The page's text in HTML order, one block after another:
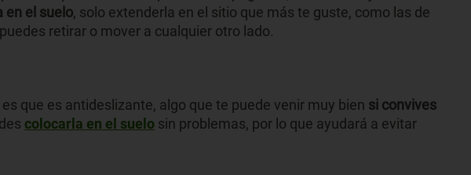
en el suelo, solo extenderla en el sitio que más te guste, como las de
retirar o mover a cualquier otro lado.
que es antideslizante, algo que te puede venir muy bien si convives
colocarla en el suelo sin problemas, por lo que ayudará a evitar